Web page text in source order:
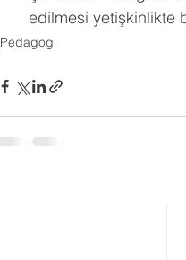
edilmesi yetişkinlikte
Pedagog